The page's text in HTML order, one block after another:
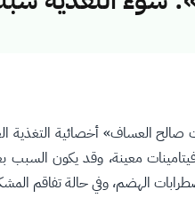
العساف» أخصائية التغذية
معينة، وقد يكون السبب
الهضم، وفي حالة تفاقم